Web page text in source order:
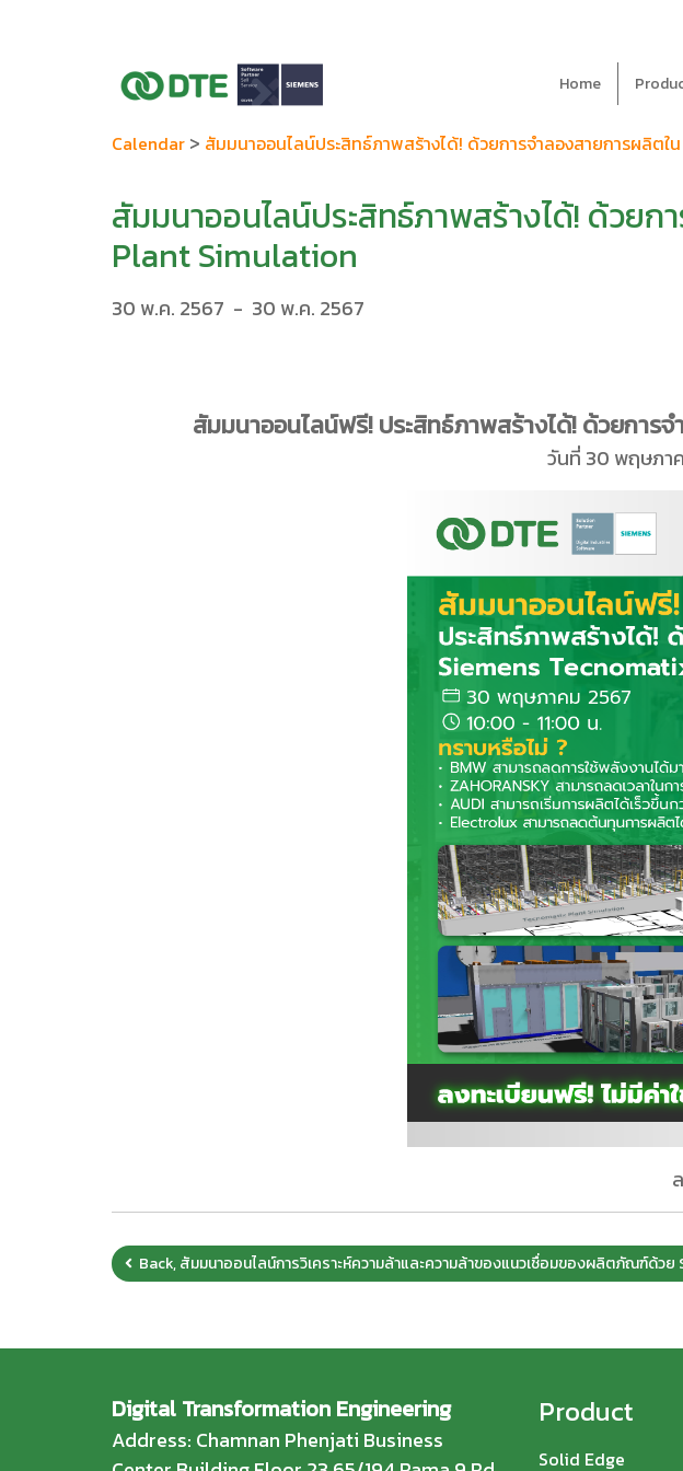
Home
Calendar > สัมมนาออนไลน์ประสิทธ์ภาพสร้างได้! ด้วยการจำลองสายการผลิต
สัมมนาออนไลน์ประสิทธ์ภาพสร้างได้! ด้วย
Plant Simulation
30 พ.ค. 2567 - 30 พ.ค. 2567
สัมมนาออนไลน์ฟรี! ประสิทธ์ภาพสร้างได้! ด้วยกา
วันที่ 30 พฤษภา
Back, สัมมนาออนไลน์การวิเคราะห์ความล้าและความล้าของแนวเชื่อมของผลิตภัณฑ์ด้วย
Digital Transformation Engineering
Address: Chamnan Phenjati Business
Product
Solid Edge